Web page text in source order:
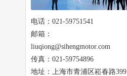
电话：021-59751541
邮箱：
liuqiong@sihengmotor.com
传真：021-59754896
地址：上海市青浦区崧春路399